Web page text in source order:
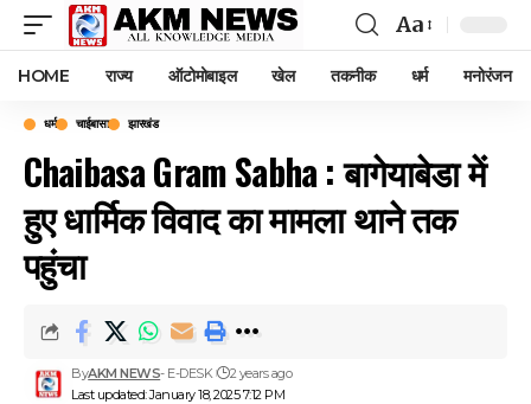
Font
Resizer
Aa
HOME राज्य ऑटोमोबाइल खेल तकनीक धर्म मनोरंजन
धर्म चाईबासा झारखंड
Chaibasa Gram Sabha : बागेयाबेडा में
हुए धार्मिक विवाद का मामला थाने तक
पहुंचा
Last updated: January 18, 2025 7:12 PM
ByAKM NEWS- E-DESK 2 years ago